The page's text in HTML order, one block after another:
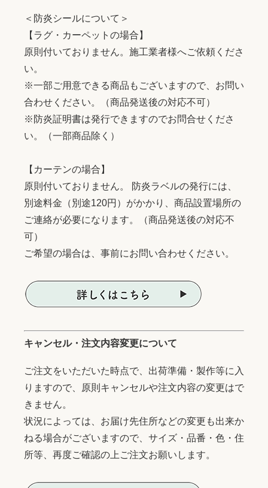
＜防炎シールについて＞
【ラグ・カーペットの場合】
原則付いておりません。施工業者様へご依頼くださ
い。
※一部ご用意できる商品もございますので、お問い
合わせください。（商品発送後の対応不可）
※防炎証明書は発行できますのでお問合せくださ
い。（一部商品除く）
【カーテンの場合】
原則付いておりません。 防炎ラベルの発行には、
別途料金（別途120円）がかかり、商品設置場所の
ご連絡が必要になります。（商品発送後の対応不
可）
ご希望の場合は、事前にお問い合わせください。
キャンセル・注文内容変更について
ご注文をいただいた時点で、出荷準備・製作等に入
りますので、原則キャンセルや注文内容の変更はで
きません。
状況によっては、お届け先住所などの変更も出来か
ねる場合がございますので、サイズ・品番・色・住
所等、再度ご確認の上ご注文お願いします。